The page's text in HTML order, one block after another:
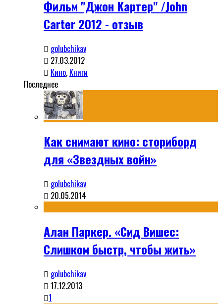
Фильм "Джон Картер" /John
Carter 2012 - отзыв
golubchikav
27.03.2012
Кино, Книги
Последнее
Как снимают кино: сториборд
для «Звездных войн»
golubchikav
20.05.2014
Алан Паркер. «Сид Вишес:
Слишком быстр, чтобы жить»
golubchikav
17.12.2013
1